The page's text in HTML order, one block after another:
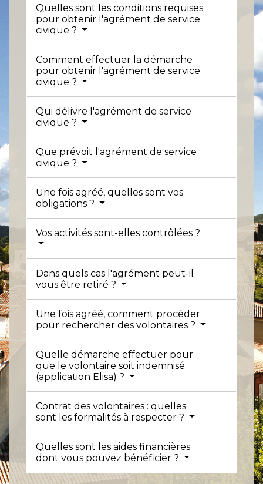
Quelles sont les conditions requises
pour obtenir l'agrément de service
civique ?
Comment effectuer la démarche
pour obtenir l'agrément de service
civique ?
Qui délivre l'agrément de service
civique ?
Que prévoit l'agrément de service
civique ?
Une fois agréé, quelles sont vos
obligations ?
Vos activités sont-elles contrôlées ?
Dans quels cas l'agrément peut-il
vous être retiré ?
Une fois agréé, comment procéder
pour rechercher des volontaires ?
Quelle démarche effectuer pour
que le volontaire soit indemnisé
(application Elisa) ?
Contrat des volontaires : quelles
sont les formalités à respecter ?
Quelles sont les aides financières
dont vous pouvez bénéficier ?